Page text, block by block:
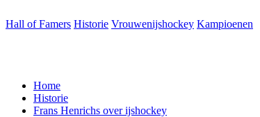
Hall of Famers Historie Vrouwenijshockey Kampioenen
Home
Historie
Frans Hen­richs over ijshockey